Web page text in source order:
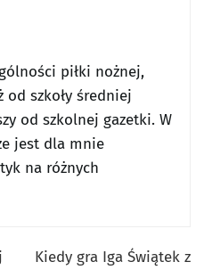
piłki nożnej,
od szkoły średniej
od szkolnej gazetki. W
jest dla mnie
na różnych
Kiedy gra Iga Świątek z